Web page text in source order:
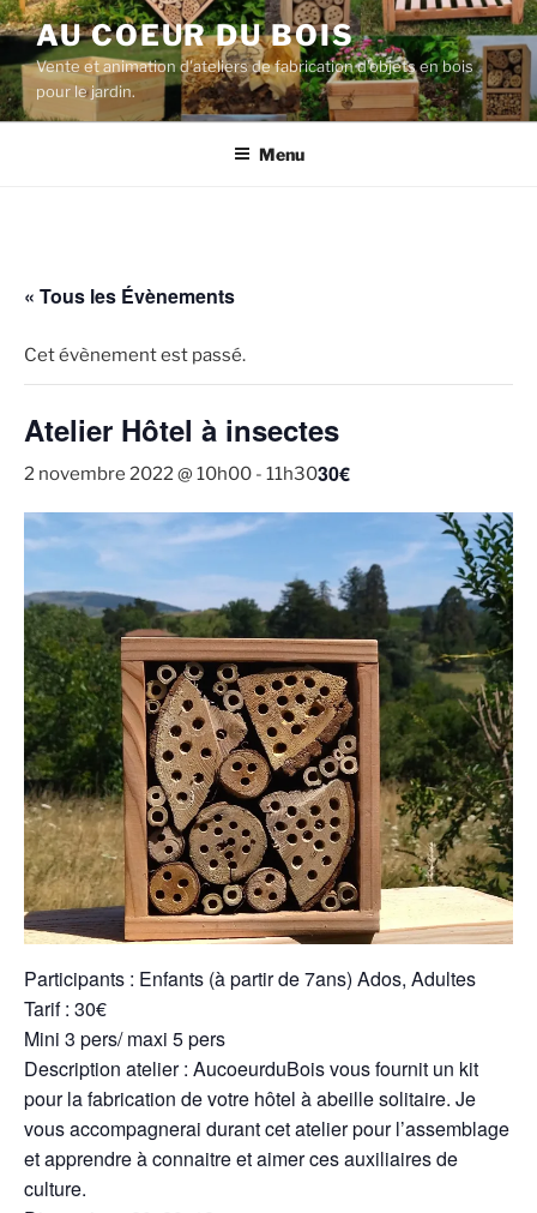
Aller
au
contenu
principal
AU COEUR DU BOIS
Vente et animation d'ateliers de fabrication d'objets en bois
pour le jardin.
Menu
« Tous les Évènements
Cet évènement est passé.
Atelier Hôtel à insectes
2 novembre 2022 @ 10h00 - 11h3030€
Participants : Enfants (à partir de 7ans) Ados, Adultes
Tarif : 30€
Mini 3 pers/ maxi 5 pers
Description atelier : AucoeurduBois vous fournit un kit
pour la fabrication de votre hôtel à abeille solitaire. Je
vous accompagnerai durant cet atelier pour l’assemblage
et apprendre à connaitre et aimer ces auxiliaires de
culture.